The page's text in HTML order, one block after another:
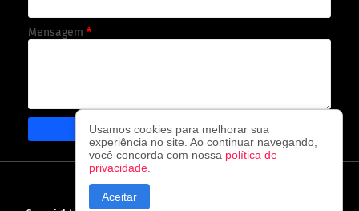
Mensagem *
CAPA CONTATO
Usamos cookies para melhorar sua
experiência no site. Ao continuar navegando,
você concorda com nossa política de
privacidade
Aceitar